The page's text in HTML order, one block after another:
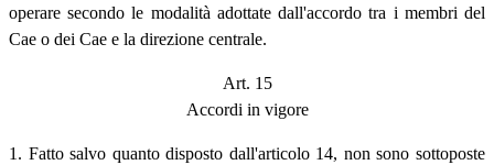
operare secondo le modalità adottate dall'accordo tra i membri del
Cae o dei Cae e la direzione centrale.
Art. 15
Accordi in vigore
1. Fatto salvo quanto disposto dall'articolo 14, non sono sottoposte